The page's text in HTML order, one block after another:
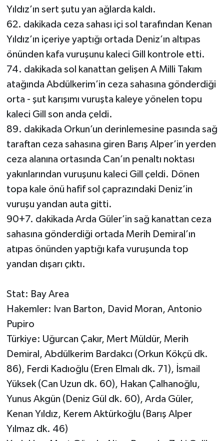
Yıldız’ın sert şutu yan ağlarda kaldı.
62. dakikada ceza sahası içi sol tarafından Kenan
Yıldız’ın içeriye yaptığı ortada Deniz’ın altıpas
önünden kafa vuruşunu kaleci Gill kontrole etti.
74. dakikada sol kanattan gelişen A Milli Takım
atağında Abdülkerim’in ceza sahasına gönderdiği
orta - şut karışımı vuruşta kaleye yönelen topu
kaleci Gill son anda çeldi.
89. dakikada Orkun’un derinlemesine pasında sağ
taraftan ceza sahasına giren Barış Alper’in yerden
ceza alanına ortasında Can’ın penaltı noktası
yakınlarından vuruşunu kaleci Gill çeldi. Dönen
topa kale önü hafif sol çaprazındaki Deniz’in
vuruşu yandan auta gitti.
90+7. dakikada Arda Güler’in sağ kanattan ceza
sahasına gönderdiği ortada Merih Demiral’ın
atıpas önünden yaptığı kafa vuruşunda top
yandan dışarı çıktı.
Stat: Bay Area
Hakemler: Ivan Barton, David Moran, Antonio
Pupiro
Türkiye: Uğurcan Çakır, Mert Müldür, Merih
Demiral, Abdülkerim Bardakcı (Orkun Kökçü dk.
86), Ferdi Kadıoğlu (Eren Elmalı dk. 71), İsmail
Yüksek (Can Uzun dk. 60), Hakan Çalhanoğlu,
Yunus Akgün (Deniz Gül dk. 60), Arda Güler,
Kenan Yıldız, Kerem Aktürkoğlu (Barış Alper
Yılmaz dk. 46)